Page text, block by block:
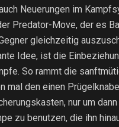
Neuerungen im
Predator-Move, der es
gleichzeitig
Idee, ist die
So rammt die
mal den einen
nur um
zu benutzen, die ihn